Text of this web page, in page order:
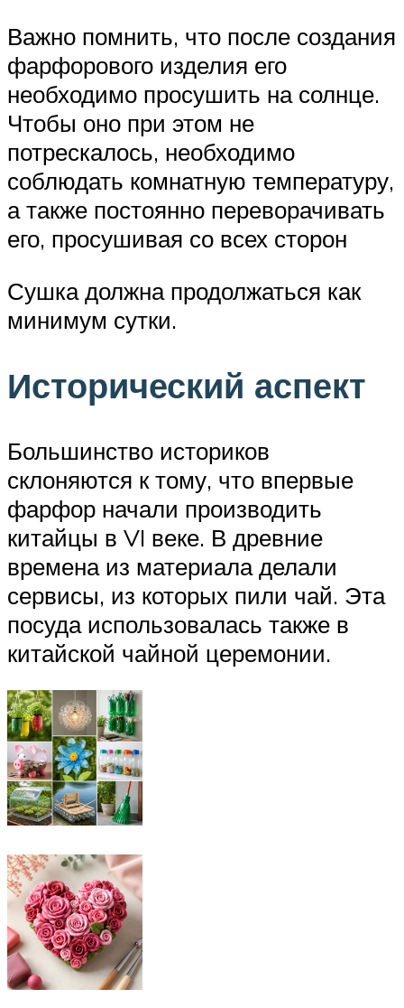
Важно помнить, что после создания
фарфорового изделия его
необходимо просушить на солнце.
Чтобы оно при этом не
потрескалось, необходимо
соблюдать комнатную температуру,
а также постоянно переворачивать
его, просушивая со всех сторон
Сушка должна продолжаться как
минимум сутки.
Исторический аспект
Большинство историков
склоняются к тому, что впервые
фарфор начали производить
китайцы в VI веке. В древние
времена из материала делали
сервисы, из которых пили чай. Эта
посуда использовалась также в
китайской чайной церемонии.